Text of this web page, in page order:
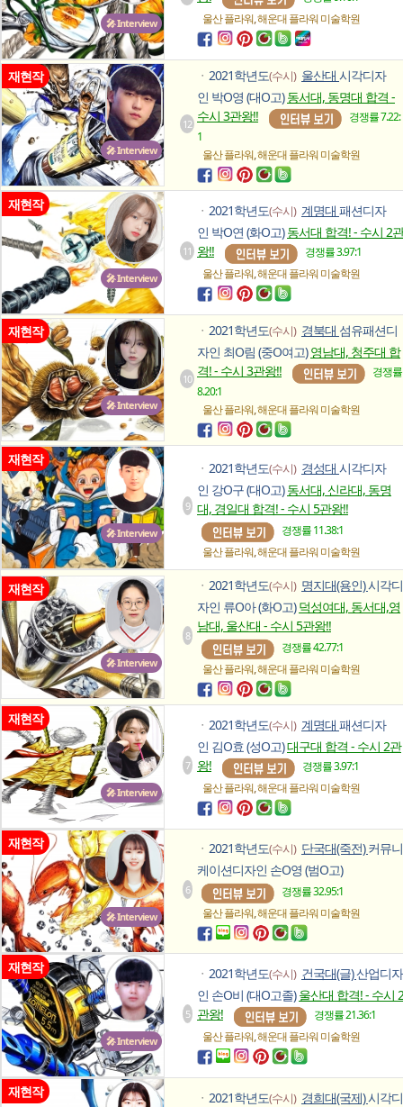
🎤 Interview
울산 플라워,해운대 플라워미술학원
🎤 Interview
재현작
12
ㆍ 2021학년도(수시) 울산대 시각디자
인 박O영 (대O고)동서대, 동명대 합격 -
수시 3관왕!!
경쟁률 7.22:
1
울산 플라워,해운대 플라워미술학원
🎤 Interview
재현작
11
ㆍ 2021학년도(수시) 계명대 패션디자
인 박O연 (화O고)동서대 합격! - 수시 2관
왕!!
경쟁률 3.97:1
울산 플라워,해운대 플라워미술학원
🎤 Interview
재현작
10
ㆍ 2021학년도(수시) 경북대 섬유패션디
자인 최O림 (중O여고)영남대, 청주대 합
격! - 수시 3관왕!!
경쟁률
8.20:1
울산 플라워,해운대 플라워미술학원
🎤 Interview
재현작
9
ㆍ 2021학년도(수시) 경성대 시각디자
인 강O구 (대O고)동서대, 신라대, 동명
대, 경일대 합격! - 수시 5관왕!!
경쟁률 11.38:1
울산 플라워,해운대 플라워미술학원
🎤 Interview
재현작
8
ㆍ 2021학년도(수시) 명지대(용인)시각디
자인 류O아 (화O고)덕성여대, 동서대,영
남대, 울산대 - 수시 5관왕!!
경쟁률 42.77:1
울산 플라워,해운대 플라워미술학원
🎤 Interview
재현작
7
ㆍ 2021학년도(수시) 계명대 패션디자
인 김O효 (성O고)대구대 합격 - 수시 2관
왕!
경쟁률 3.97:1
울산 플라워,해운대 플라워미술학원
🎤 Interview
재현작
6
ㆍ 2021학년도(수시) 단국대(죽전)커뮤니
케이션디자인 손O영 (범O고)
경쟁률 32.95:1
울산 플라워,해운대 플라워미술학원
🎤 Interview
재현작
5
ㆍ 2021학년도(수시) 건국대(글)산업디자
인 손O비 (대O고졸)울산대 합격! - 수시 2
관왕!
경쟁률 21.36:1
울산 플라워,해운대 플라워미술학원
재현작 ㆍ 2021학년도(수시) 경희대(국제)시각디